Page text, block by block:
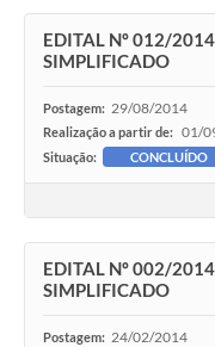
EDITAL Nº 012/
SIMPLIFICADO
Postagem: 29/08/2014
Realização a partir de: 01/
Situação: CONCLUÍDO
EDITAL Nº 002/
SIMPLIFICADO
Postagem: 24/02/2014